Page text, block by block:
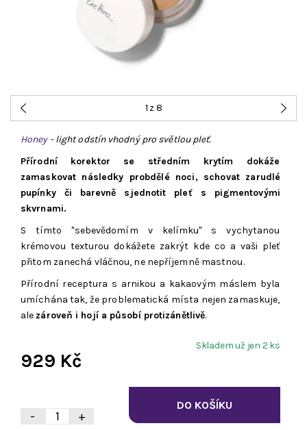
1 z 8
Honey- light odstín vhodný pro světlou pleť.
Přírodní korektor se středním krytím dokáže
zamaskovat následky probdělé noci, schovat zarudlé
pupínky či barevně sjednotit pleť s pigmentovými
skvrnami.
S tímto "sebevědomím v kelímku" s vychytanou
krémovou texturou dokážete zakrýt kde co a vaši pleť
přitom zanechá vláčnou, ne nepříjemně mastnou.
Přírodní receptura s arnikou a kakaovým máslem byla
umíchána tak, že problematická místa nejen zamaskuje,
ale zároveň i hojí a působí protizánětlivě.
Skladem už jen 2 ks
929 Kč
- +